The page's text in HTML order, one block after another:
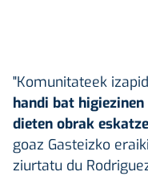
"Komunitateek
handi bat
dieten obrak
goaz Gasteizko
ziurtatu du